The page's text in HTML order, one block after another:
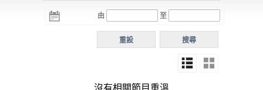
電台 電台
R5
電台
普通
由 至
搜尋
重設